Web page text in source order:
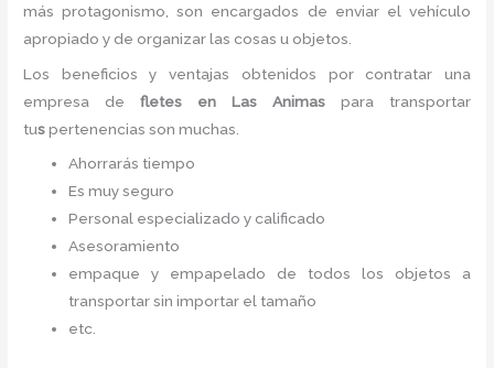
más protagonismo, son encargados de enviar el vehículo
apropiado y de organizar las cosas u objetos.
Los beneficios y ventajas obtenidos por contratar una
empresa de fletes en Las Animas para transportar
tuspertenencias son muchas.
Ahorrarás tiempo
Es muy seguro
Personal especializado y calificado
Asesoramiento
empaque y empapelado de todos los objetos a
transportar sin importar el tamaño
etc.